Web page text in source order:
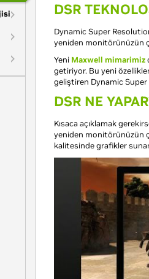
DSR
Dynamic Super
yeniden monitörünüzün
Yeni Maxwell mimarimiz
getiriyor. Bu yeni
geliştiren Dynamic Super
DSR NE
Kısaca açıklamak
yeniden monitörünüzün
kalitesinde grafikler